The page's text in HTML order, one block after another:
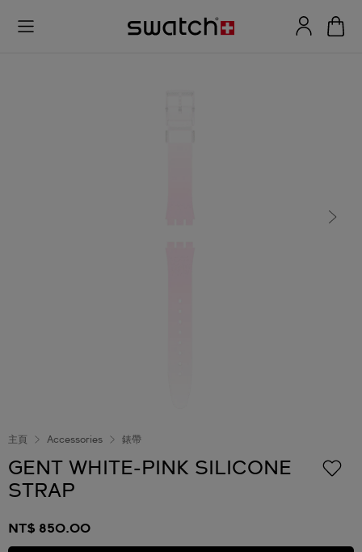
主頁 Accessories 錶帶
GENT WHITE-PINK SILICONE
STRAP
NT$ 850.00